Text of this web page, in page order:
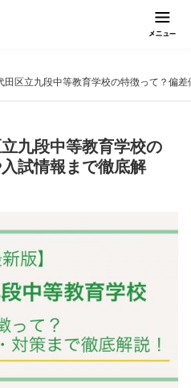
田区立九段中等教育学校の特徴って？偏
立九段中等教育学校の
試情報まで徹底解